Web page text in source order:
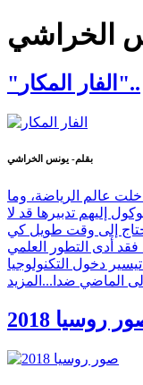
الخراشي
"الفار المكار"..
بقلم- يونس الخراشي
عالم الرياضة، وما
إليهم تدبيرها قد لا
يحتاج إلى وقت طويل كي
فقد أدى التطور العلمي
دخول التكنولوجيا
الماضي ضدا... المزيد
روسيا 2018